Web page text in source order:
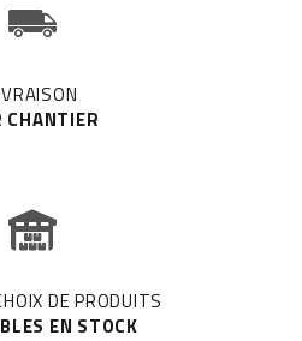
CHANTIER
DE PRODUITS
EN STOCK